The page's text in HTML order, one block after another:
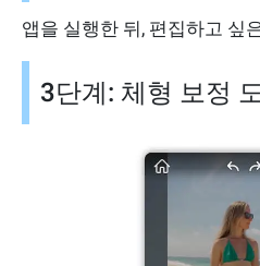
앱을 실행한 뒤, 편집하고 싶
3단계: 체형 보정